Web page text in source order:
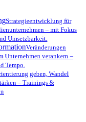
Strategieentwicklung für
– mit Fokus
Umsetzbarkeit.
Veränderungen
Unternehmen verankern –
Tempo.
geben, Wandel
– Trainings &